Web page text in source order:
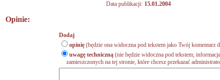
Data publikacji: 15.01.2004
Opinie:
Dodaj
opinię (będzie ona widoczna pod tekstem jako Twój komentarz
uwagę techniczną (nie będzie widoczna pod tekstem;
zamieszczonych na tej stronie, które chcesz przekazać